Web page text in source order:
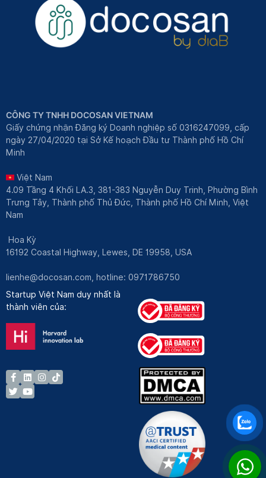
CÔNG TY TNHH DOCOSAN VIETNAM
Giấy chứng nhận Đăng ký Doanh nghiệp số 0316247099, cấp
ngày 27/04/2020 tại Sở Kế hoạch Đầu tư Thành phố Hồ Chí
Minh
Việt Nam
4.09 Tầng 4 Khối LA.3, 381-383 Nguyễn Duy Trinh, Phường Bình
Trưng Tây, Thành phố Thủ Đức, Thành phố Hồ Chí Minh, Việt
Nam
Hoa Kỳ
16192 Coastal Highway, Lewes, DE 19958, USA
lienhe@docosan.com , hotline: 0971786750
Startup Việt Nam duy nhất là
thành viên của: